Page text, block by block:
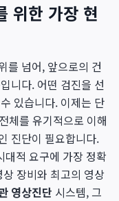
위한 가장 현
를 넘어, 앞으로의 건
니다. 어떤 검진을 선
있습니다. 이제는 단
체를 유기적으로 이해
진단이 필요합니다.
대적 요구에 가장 정확
장비와 최고의 영상
영상진단 시스템, 그